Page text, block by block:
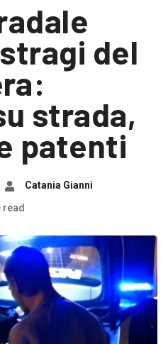
del
strada,
patenti
Catania Gianni
read